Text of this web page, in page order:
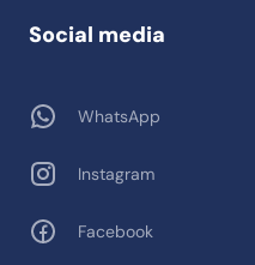
Social media
WhatsApp
Instagram
Facebook